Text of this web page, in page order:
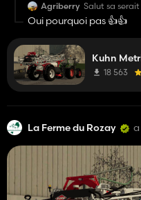
Agriberry Salut sa
rampes
Oui pourquoi pas 👍👍
Kuhn
18 563
La Ferme du Rozay